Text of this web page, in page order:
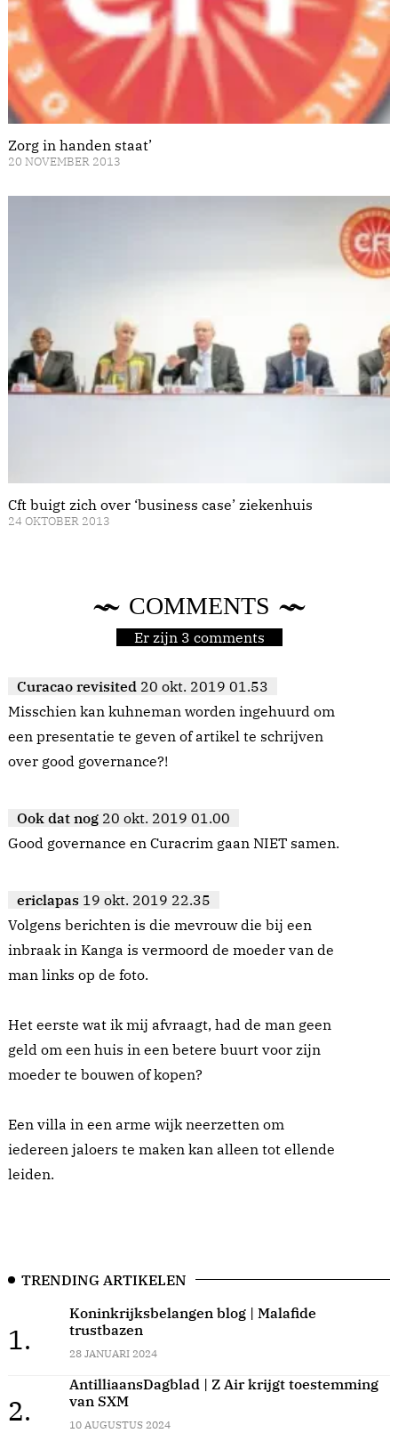
Zorg in handen staat’
20 NOVEMBER 2013
Cft buigt zich over ‘business case’ ziekenhuis
24 OKTOBER 2013
COMMENTS
Er zijn 3 comments
Curacao revisited 20 okt. 2019 01.53
Misschien kan kuhneman worden ingehuurd om
een presentatie te geven of artikel te schrijven
over good governance?!
Ook dat nog 20 okt. 2019 01.00
Good governance en Curacrim gaan NIET samen.
ericlapas 19 okt. 2019 22.35
Volgens berichten is die mevrouw die bij een
inbraak in Kanga is vermoord de moeder van de
man links op de foto.
Het eerste wat ik mij afvraagt, had de man geen
geld om een huis in een betere buurt voor zijn
moeder te bouwen of kopen?
Een villa in een arme wijk neerzetten om
iedereen jaloers te maken kan alleen tot ellende
leiden.
TRENDING ARTIKELEN
1.
Koninkrijksbelangen blog | Malafide
trustbazen
28 JANUARI 2024
2.
AntilliaansDagblad | Z Air krijgt toestemming
van SXM
10 AUGUSTUS 2024